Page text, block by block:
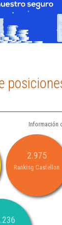
Información
2.975
Ranking Castellon